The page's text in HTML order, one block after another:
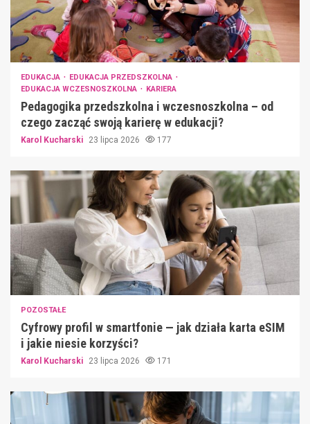
EDUKACJA
EDUKACJA PRZEDSZKOLNA
EDUKACJA WCZESNOSZKOLNA
KARIERA
Pedagogika przedszkolna i wczesnoszkolna – od
czego zacząć swoją karierę w edukacji?
Karol Kucharski 23 lipca 2026 177
POZOSTAŁE
Cyfrowy profil w smartfonie — jak działa karta eSIM
i jakie niesie korzyści?
Karol Kucharski 23 lipca 2026 171